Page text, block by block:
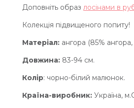
Доповніть образ лосінами в
Колекція підвищеного попиту!
Матеріал: ангора (85% ангора,
Довжина: 83-94 см.
Колір: чорно-білий малюнок.
Країна-виробник: Україна,